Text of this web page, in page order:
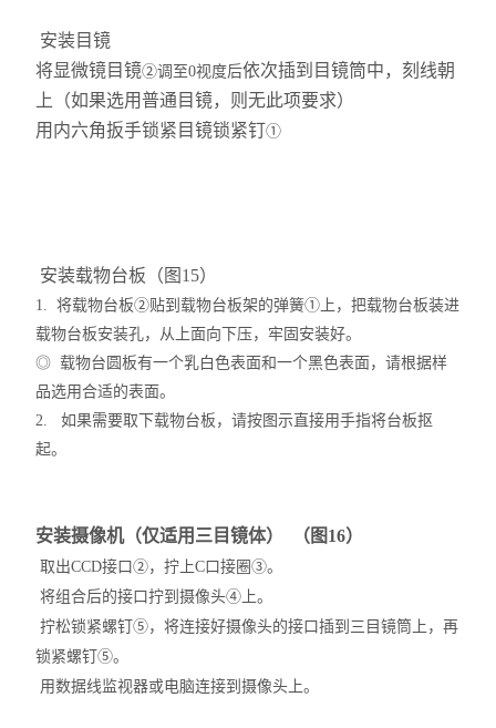
安装目镜
将显微镜目镜②调至0视度后依次插到目镜筒中，刻线朝
上（如果选用普通目镜，则无此项要求）
用内六角扳手锁紧目镜锁紧钉①
安装载物台板（图15）
1. 将载物台板②贴到载物台板架的弹簧①上，把载物台板装进
载物台板安装孔，从上面向下压，牢固安装好。
◎ 载物台圆板有一个乳白色表面和一个黑色表面，请根据样
品选用合适的表面。
2. 如果需要取下载物台板，请按图示直接用手指将台板抠
起。
安装摄像机（仅适用三目镜体） （图16）
取出CCD接口②，拧上C口接圈③。
将组合后的接口拧到摄像头④上。
拧松锁紧螺钉⑤，将连接好摄像头的接口插到三目镜筒上，再
锁紧螺钉⑤。
用数据线监视器或电脑连接到摄像头上。